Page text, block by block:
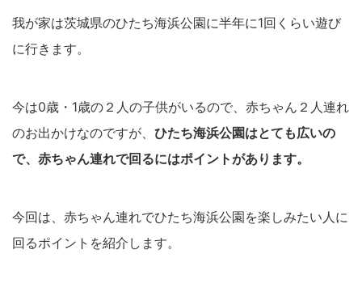
我が家は茨城県のひたち海浜公園に半年に1回くらい遊び
に行きます。
今は0歳・1歳の２人の子供がいるので、赤ちゃん２人連れ
のお出かけなのですが、 ひたち海浜公園はとても広いの
で、 赤ちゃん連れで回るにはポイントがあります。
今回は、赤ちゃん連れでひたち海浜公園を楽しみたい人に
回るポイントを紹介します。